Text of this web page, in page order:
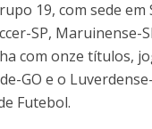
19, com sede
SP, Maruinense-
com onze títulos,
GO e o
Futebol.